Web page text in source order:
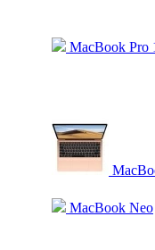
MacBook Pro
MacBook Neo